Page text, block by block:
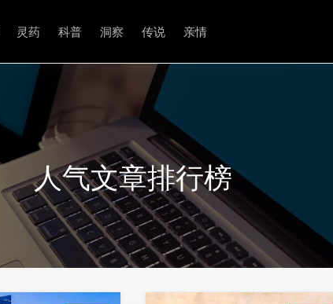
灵药 科普 洞察 传说 亲情
人气文章排行榜